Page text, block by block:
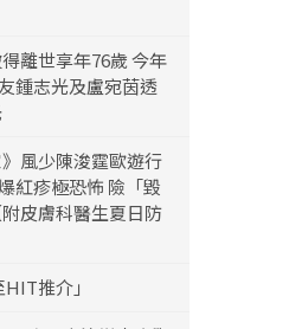
離世享年76歲 今年
鍾志光及盧宛茵透
風少陳浚霆歐遊行
紅疹極恐怖 險「毀
皮膚科醫生夏日防
推介」